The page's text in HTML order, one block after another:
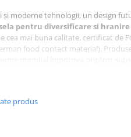
si moderne tehnologii, un design
pentru diversificare si hranire
cea mai buna calitate, certificat de
food contact material).
mecanică.
ca micutul sa
produs